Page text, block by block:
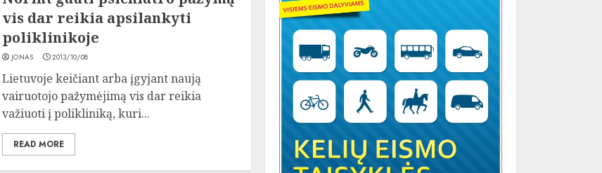
vis dar reikia apsilankyti
poliklinikoje
JONAS 2013/10/08
Lietuvoje keičiant arba įgyjant naują
vairuotojo pažymėjimą vis dar reikia
važiuoti į polikliniką, kuri...
READ MORE